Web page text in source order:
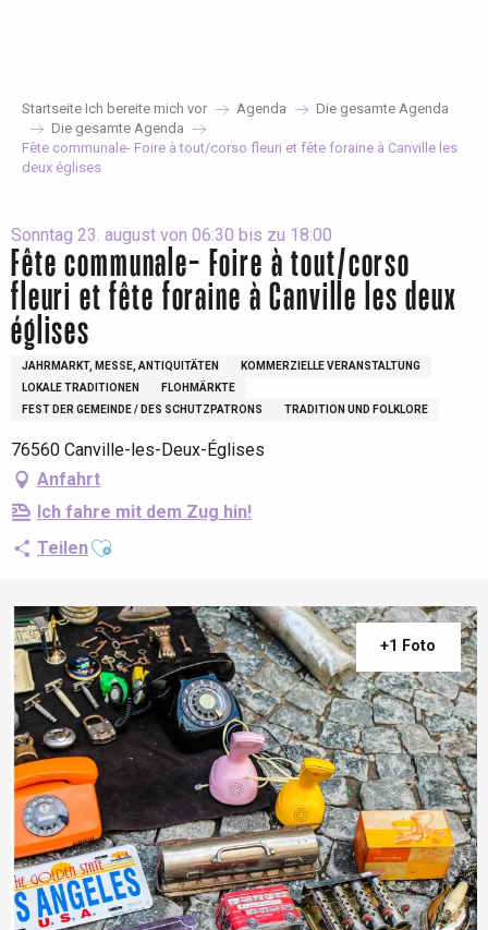
Startseite Ich bereite mich vor Agenda
Die gesamte Agenda
Die gesamte Agenda
Fête communale- Foire à tout/corso fleuri et fête foraine à Canville les
deux églises
Sonntag 23. august von 06:30 bis zu 18:00
Fête communale- Foire à tout/corso
fleuri et fête foraine à Canville les deux
églises
JAHRMARKT, MESSE, ANTIQUITÄTEN
KOMMERZIELLE VERANSTALTUNG
LOKALE TRADITIONEN
FLOHMÄRKTE
FEST DER GEMEINDE / DES SCHUTZPATRONS
TRADITION UND FOLKLORE
76560 Canville-les-Deux-Églises
Anfahrt
Ich fahre mit dem Zug hin!
TeilenAjouter aux favoris
+1 Foto